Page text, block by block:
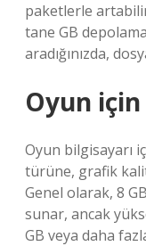
paketlerle
tane GB
aradığınızda,
Oyun
Oyun bilgisayarı
türüne, grafik
Genel olarak, 8
sunar, ancak
GB veya daha